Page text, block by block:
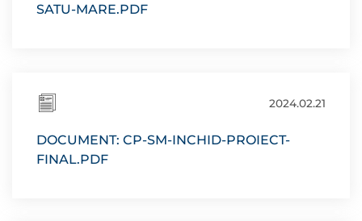
SATU-MARE.PDF
2024.02.21
DOCUMENT: CP-SM-INCHID-PROIECT-
FINAL.PDF